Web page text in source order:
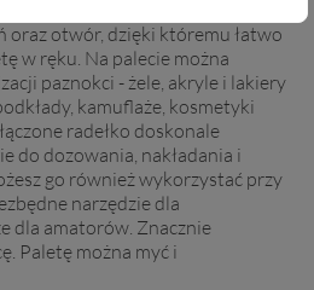
oraz otwór, dzięki któremu łatwo
w ręku. Na palecie można
paznokci - żele, akryle i lakiery
kamuflaże, kosmetyki
radełko doskonale
do dozowania, nakładania i
go również wykorzystać przy
narzędzie dla
dla amatorów. Znacznie
Paletę można myć i